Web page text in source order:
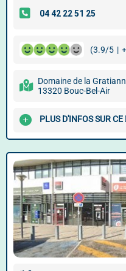
(3.9/5 |
Domaine de la
13320 Bouc-Bel-Air
PLUS D'INFOS SUR CE